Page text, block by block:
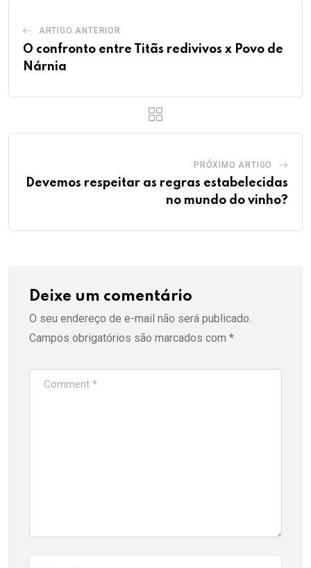
ARTIGO ANTERIOR
O confronto entre Titãs redivivos x Povo de
Nárnia
PRÓXIMO ARTIGO
Devemos respeitar as regras estabelecidas
no mundo do vinho?
Deixe um comentário
O seu endereço de e-mail não será publicado.
Campos obrigatórios são marcados com *